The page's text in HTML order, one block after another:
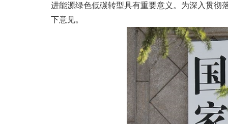
进能源绿色低碳转型具有重要意义。为深入贯彻
下意见。